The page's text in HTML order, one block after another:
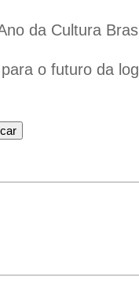
da Cultura
o futuro da